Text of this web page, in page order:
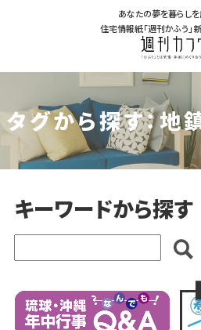
あなたの夢を暮らし
住宅情報紙「週刊かふう」
タグから探す：地
キーワードから探す